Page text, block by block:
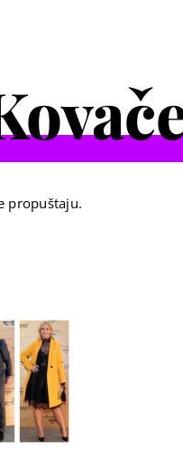
propuštaju.